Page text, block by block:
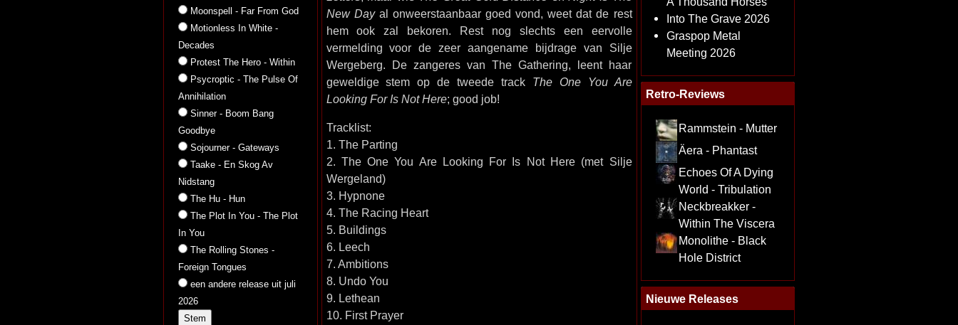
Moonspell - Far From God
Motionless In White -
Decades
Protest The Hero - Within
Psycroptic - The Pulse Of
Annihilation
Sinner - Boom Bang
Goodbye
Sojourner - Gateways
Taake - En Skog Av
Nidstang
The Hu - Hun
The Plot In You - The Plot
In You
The Rolling Stones -
Foreign Tongues
een andere release uit juli
2026
New Dayal onweerstaanbaar goed vond, weet dat de rest
hem ook zal bekoren. Rest nog slechts een eervolle
vermelding voor de zeer aangename bijdrage van Silje
Wergeberg. De zangeres van The Gathering, leent haar
geweldige stem op de tweede track The One You Are
Looking For Is Not Here; good job!
Tracklist:
1. The Parting
2. The One You Are Looking For Is Not Here (met Silje
Wergeland)
3. Hypnone
4. The Racing Heart
5. Buildings
6. Leech
7. Ambitions
8. Undo You
9. Lethean
10. First Prayer
Into The Grave 2026
Graspop Metal
Meeting 2026
Retro-Reviews
Rammstein - Mutter
Äera - Phantast
Echoes Of A Dying
World - Tribulation
Neckbreakker -
Within The Viscera
Monolithe - Black
Hole District
Nieuwe Releases